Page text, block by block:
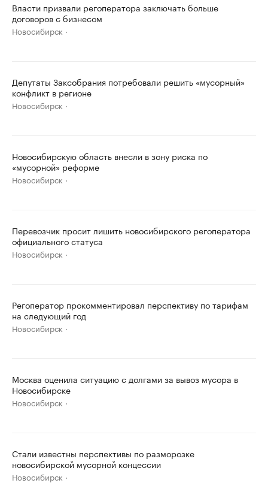
Власти призвали регоператора заключать больше
договоров с бизнесом
Новосибирск
Депутаты Заксобрания потребовали решить «мусорный»
конфликт в регионе
Новосибирск
Новосибирскую область внесли в зону риска по
«мусорной» реформе
Новосибирск
Перевозчик просит лишить новосибирского регоператора
официального статуса
Новосибирск
Регоператор прокомментировал перспективу по тарифам
на следующий год
Новосибирск
Москва оценила ситуацию с долгами за вывоз мусора в
Новосибирске
Новосибирск
Стали известны перспективы по разморозке
новосибирской мусорной концессии
Новосибирск